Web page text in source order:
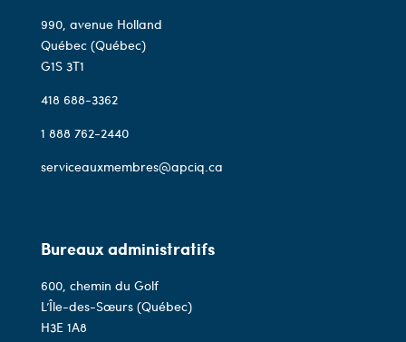
990, avenue Holland
Québec (Québec)
G1S 3T1
418 688-3362
1 888 762-2440
serviceauxmembres@apciq.ca
Bureaux administratifs
600, chemin du Golf
L’Île-des-Sœurs (Québec)
H3E 1A8